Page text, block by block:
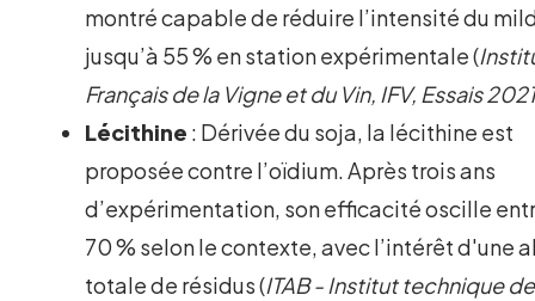
montré capable de réduire l’intensité du
jusqu’à 55 % en station expérimentale (
Français de la Vigne et du Vin, IFV, Essais
Lécithine : Dérivée du soja, la lécithine est
proposée contre l’oïdium. Après trois ans
d’expérimentation, son efficacité oscille
70 % selon le contexte, avec l’intérêt d'une
totale de résidus (ITAB - Institut technique de